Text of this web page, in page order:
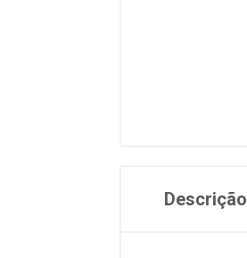
Descrição